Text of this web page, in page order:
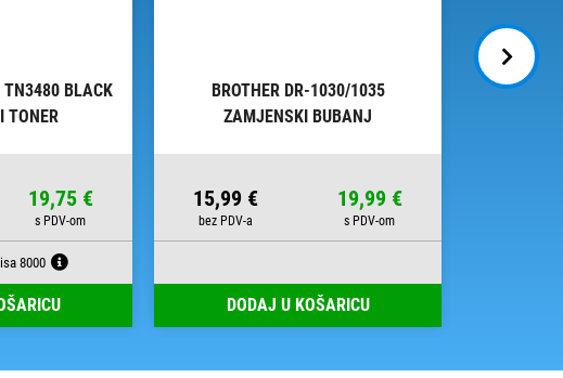
TN3480 BLACK
TONER
19,75 €
8000
BROTHER DR-1030/1035
ZAMJENSKI BUBANJ
15,99 € 19,99 €
DODAJ U KOŠARICU